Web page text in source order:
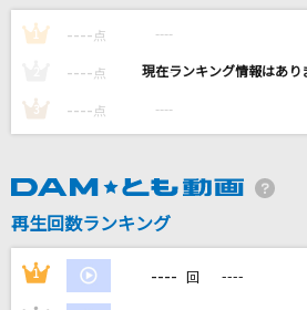
IRIS OUT(ビデオクリップバー
米津玄師
スピッツ
乃木坂46
1 ---- 点 ----
---- 点 ----
3 ---- 点 ----
再生回数ランキング
1 ---- 回 ----